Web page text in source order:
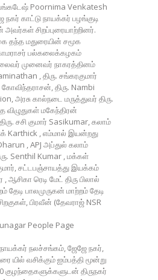
Poornima Venkatesh
காட்டு நாயக்கர் பழங்குடி
அவர்கள் சிறப்புரையாற்றினர்.
தந்த மதுரையின் சமூக
பல்கலைக்கழகம்
முனைவர் நாகரத்தினம்
, திரு. சங்கரகுமார்
திரு. Nambi
அரசு கால்நடை மருத்துவர் திரு.
விழுதுகள் மகேந்திரன்
சசி குமார் Sasikumar, கலாம்
Karthick , எம்மால் இயன்றது
, APJ அப்துல் கலாம்
Senthil Kumar , மக்கள்
சட்டபஞ்சாயத்து இயக்கம்
ரெடி மேட் திரு பிலால்
தேடி பாலமுருகன் மாற்றம் தேடி
பிரவீன் (தேவராஜ் NSR
People Page
நாயக்கர் நலச்சங்கம், ஜேஜே நகர்,
யில் வசிக்கும் ஐம்பத்தி மூன்று
குழந்தைகளுக்களுடன் திருநகர்